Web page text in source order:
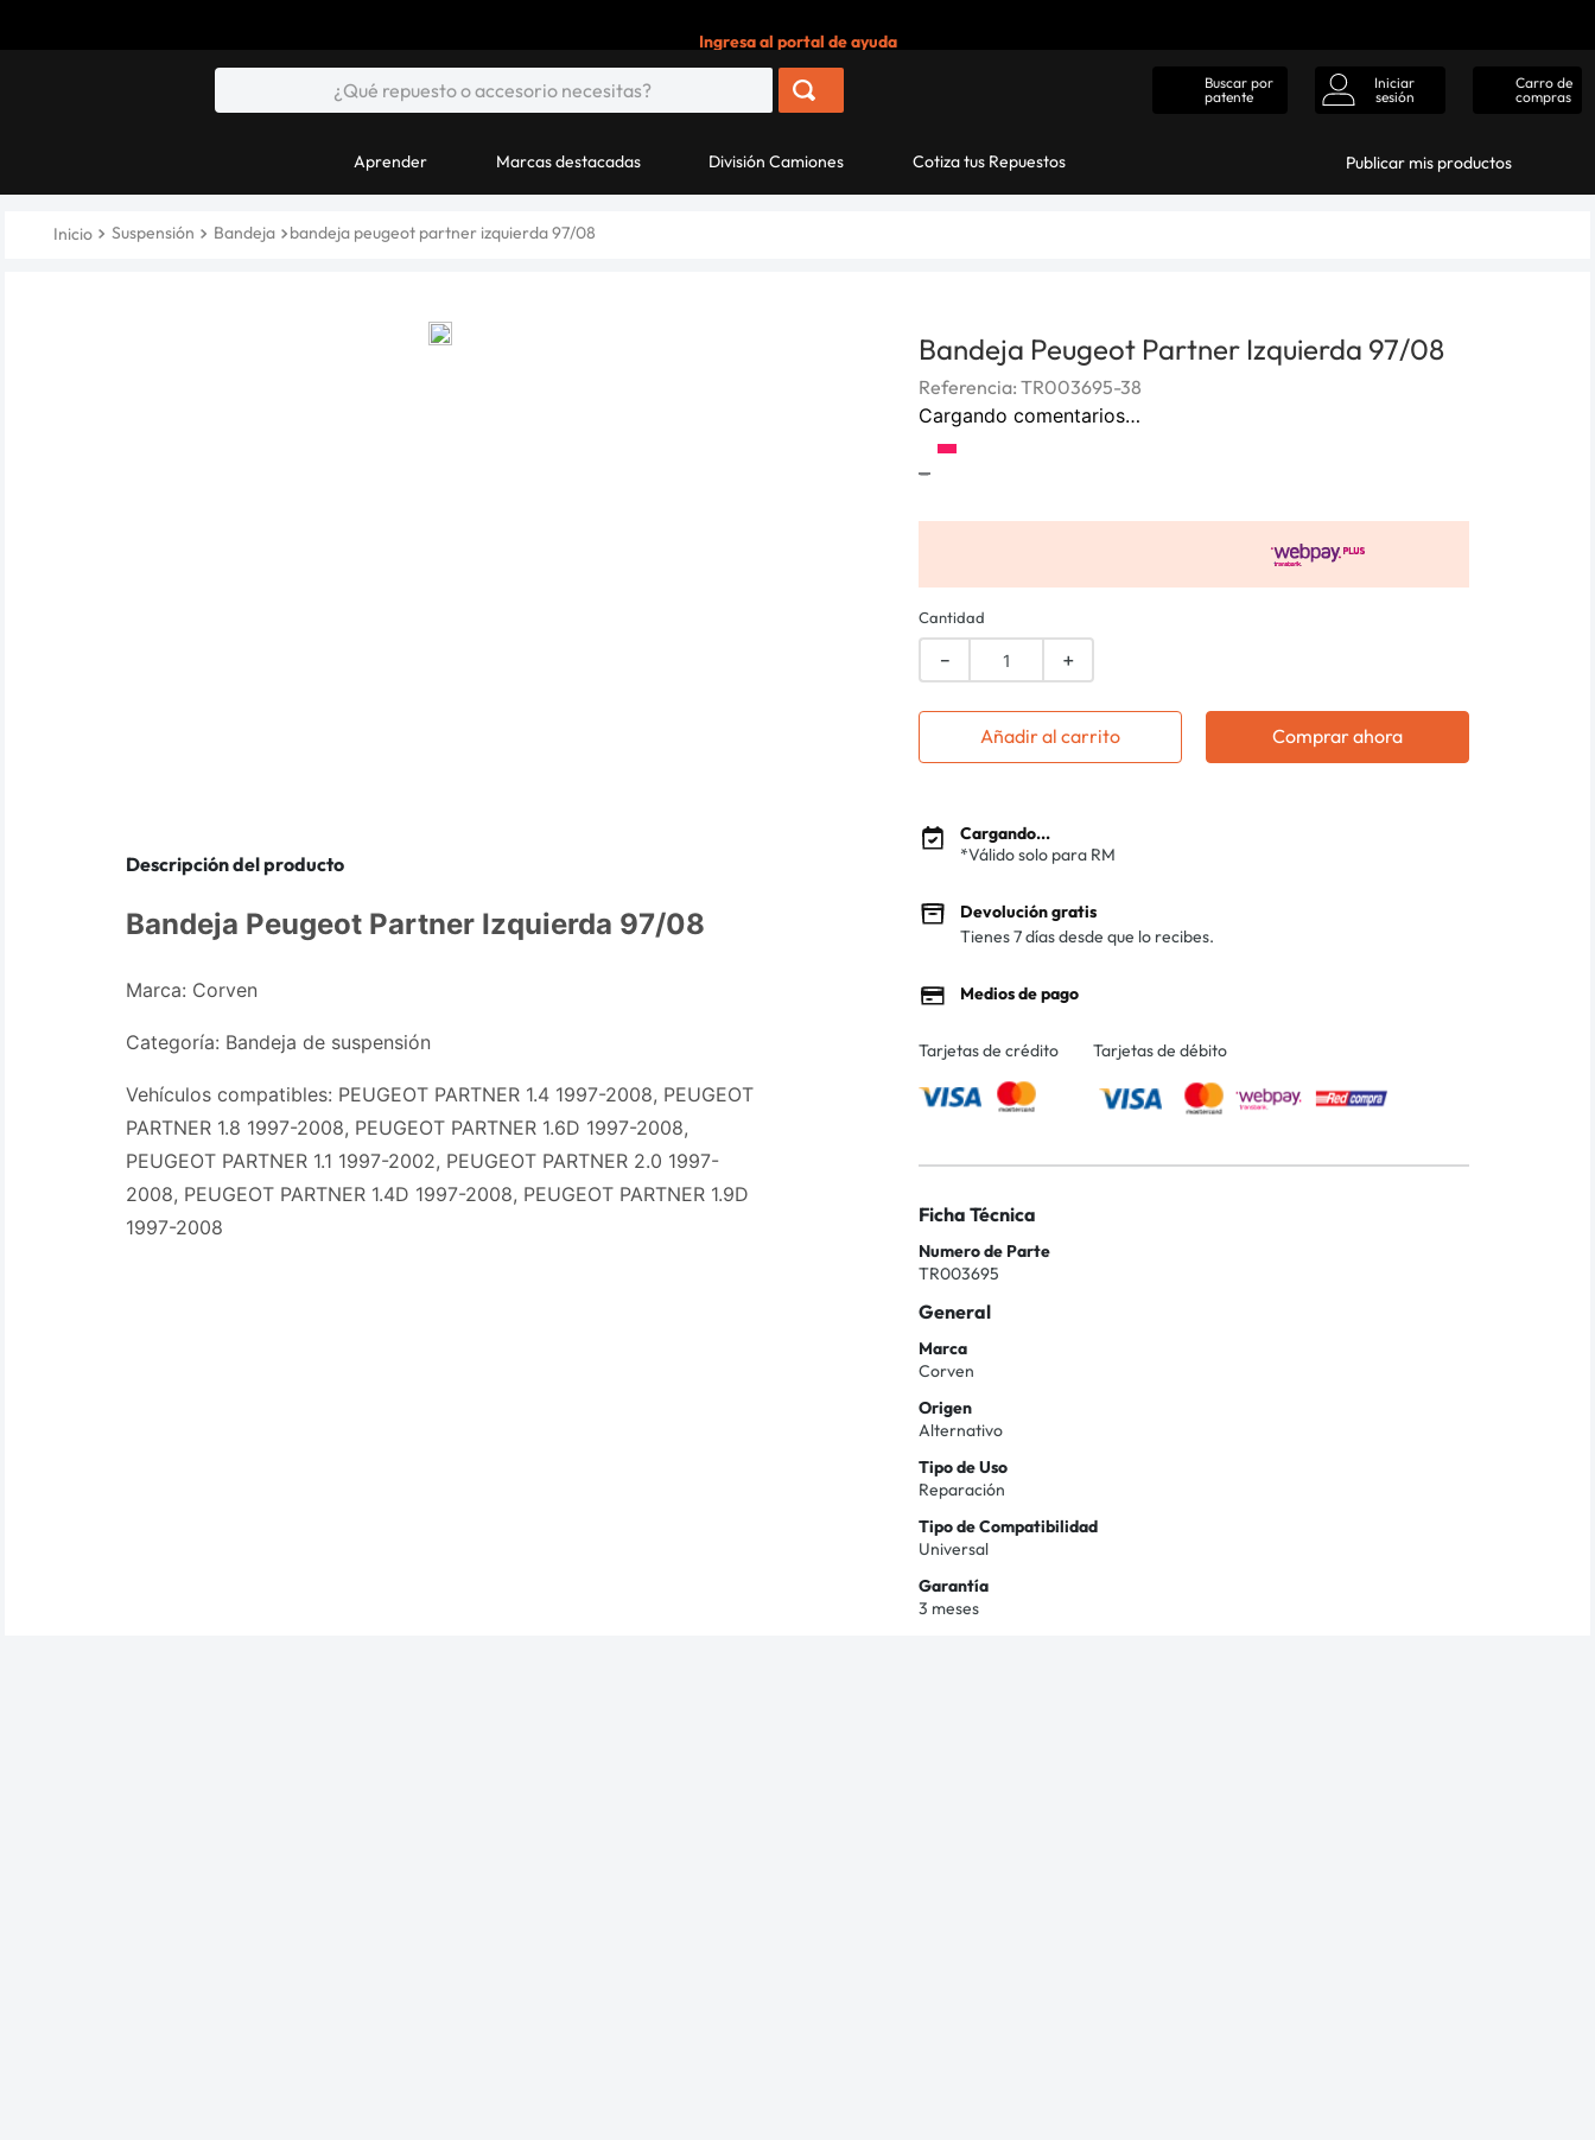
Ingresa al portal de ayuda
Buscar por
patente
Iniciar
sesión
Carro de
compras
Aprender Marcas destacadas División Camiones Cotiza tus Repuestos Publicar mis productos
Suspensión Bandeja bandeja peugeot partner izquierda 97/08
Descripción del producto
Bandeja Peugeot Partner Izquierda 97/08
Marca: Corven
Categoría: Bandeja de suspensión
Vehículos compatibles: PEUGEOT PARTNER 1.4 1997-2008, PEUGEOT
PARTNER 1.8 1997-2008, PEUGEOT PARTNER 1.6D 1997-2008,
PEUGEOT PARTNER 1.1 1997-2002, PEUGEOT PARTNER 2.0 1997-
2008, PEUGEOT PARTNER 1.4D 1997-2008, PEUGEOT PARTNER 1.9D
1997-2008
Bandeja Peugeot Partner Izquierda 97/08
Referencia: TR003695-38
Cargando comentarios…
-
Cantidad
＋
－
Añadir al carrito Comprar ahora
Cargando...
*Válido solo para RM
Devolución gratis
Tienes 7 días desde que lo recibes.
Medios de pago
Tarjetas de crédito Tarjetas de débito
Ficha Técnica
Numero de Parte
TR003695
General
Marca
Corven
Origen
Alternativo
Tipo de Uso
Reparación
Tipo de Compatibilidad
Universal
Garantía
3 meses